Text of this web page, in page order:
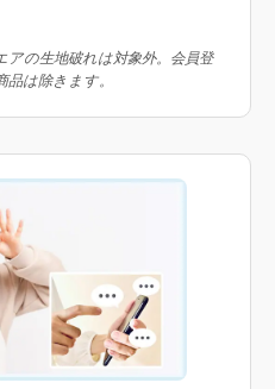
の生地破れは対象外。会員登
品は除きます。